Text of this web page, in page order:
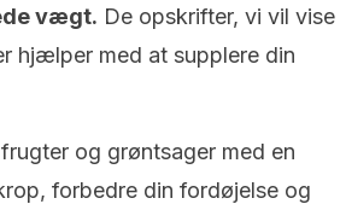
vægt. De opskrifter, vi vil vise
hjælper med at supplere din
og grøntsager med en
forbedre din fordøjelse og